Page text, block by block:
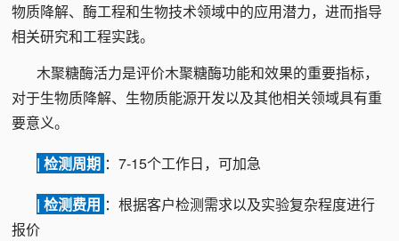
物质降解、酶工程和生物技术领域中的应用潜力，进而指导
相关研究和工程实践。
木聚糖酶活力是评价木聚糖酶功能和效果的重要指标，
对于生物质降解、生物质能源开发以及其他相关领域具有重
要意义。
| 检测周期 ：7-15个工作日，可加急
| 检测费用 ：根据客户检测需求以及实验复杂程度进行
报价